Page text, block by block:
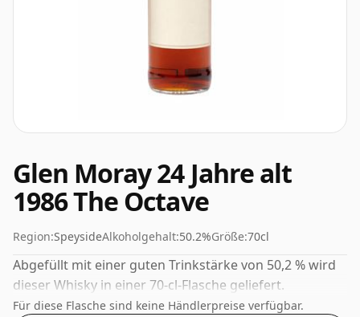
Glen Moray 24 Jahre alt
1986 The Octave
Region:SpeysideAlkoholgehalt:50.2%Größe:70cl
Abgefüllt mit einer guten Trinkstärke von 50,2 % wird
dieser Whisky in einer 70-cl-Flasche geliefert.
Für diese Flasche sind keine Händlerpreise verfügbar.